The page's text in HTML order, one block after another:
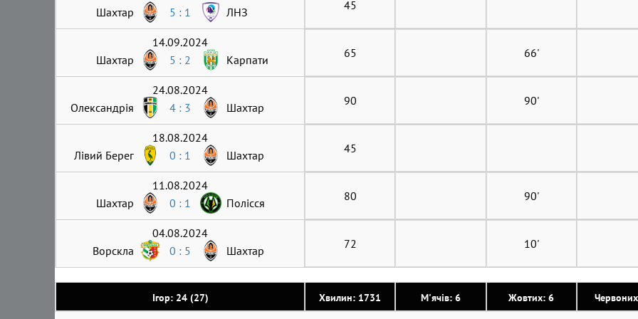
Ігор: 24 (27) Хвилин: 1731 М'ячів: 6 Жовтих: 6
Шахтар
5 : 1 ЛНЗ 45
14.09.2024
Шахтар
5 : 2 Карпати 65 66'
24.08.2024
Олександрія
4 : 3 Шахтар 90 90'
18.08.2024
Лівий Берег
0 : 1 Шахтар 45
11.08.2024
Шахтар
0 : 1 Полісся 80 90'
04.08.2024
Ворскла
0 : 5 Шахтар 72 10'